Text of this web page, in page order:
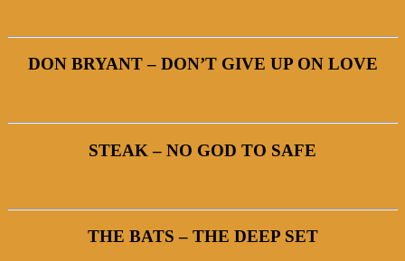
DON BRYANT – DON’T GIVE UP ON LOVE
STEAK – NO GOD TO SAFE
THE BATS – THE DEEP SET